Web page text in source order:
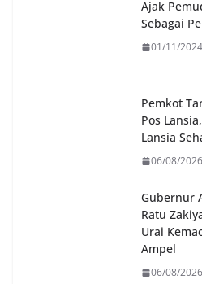
Ajak
Sebagai
01/11/2024
Pemkot
Pos
Lansia
06/08/2026
Gubernur
Ratu
Urai
Ampel
06/08/2026